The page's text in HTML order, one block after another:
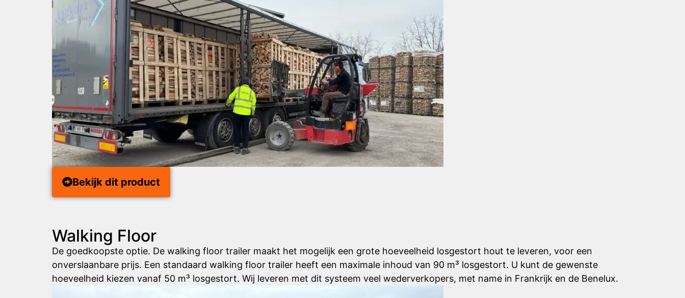
Bekijk dit product
Walking Floor
De goedkoopste optie. De walking floor trailer maakt het mogelijk een grote hoeveelheid losgestort hout te leveren, voor een
onverslaanbare prijs. Een standaard walking floor trailer heeft een maximale inhoud van 90 m³ losgestort. U kunt de gewenste
hoeveelheid kiezen vanaf 50 m³ losgestort. Wij leveren met dit systeem veel wederverkopers, met name in Frankrijk en de Benelux.